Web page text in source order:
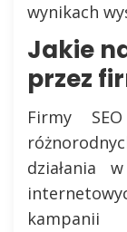
wynikach
Jakie
przez
Firmy
działania
kampanii